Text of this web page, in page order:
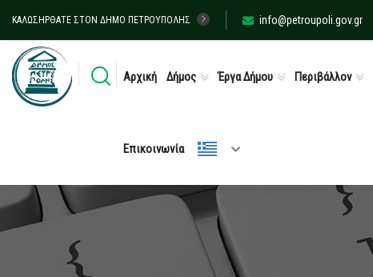
ΚΑΛΩΣΉΡΘΑΤΕ ΣΤΟΝ ΔΉΜΟ ΠΕΤΡΟΎΠΟΛΗΣ info@petroupoli.gov.gr
Αρχική Δήμος Έργα Δήμου Περιβάλλον
Επικοινωνία